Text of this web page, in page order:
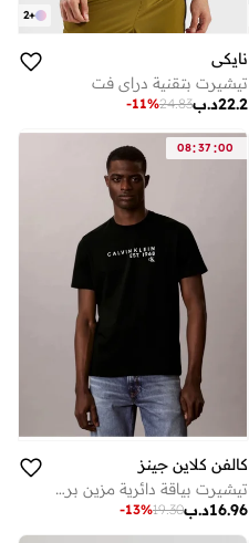
+
2
نايكي
تيشيرت بتقنية دراي فت
د.ب22.2
24.83
-11%
08:37 :00
كالفن كلاين جينز
تيشيرت بياقة دائرية مزين برسمة
د.ب16.96
19.30
-13%